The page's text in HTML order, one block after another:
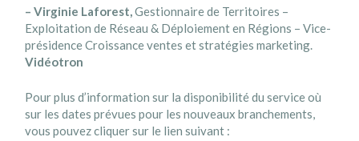
– Virginie Laforest,Gestionnaire de Territoires –
Exploitation de Réseau & Déploiement en Régions – Vice-
présidence Croissance ventes et stratégies marketing.
Vidéotron
Pour plus d’information sur la disponibilité du service où
sur les dates prévues pour les nouveaux branchements,
vous pouvez cliquer sur le lien suivant :